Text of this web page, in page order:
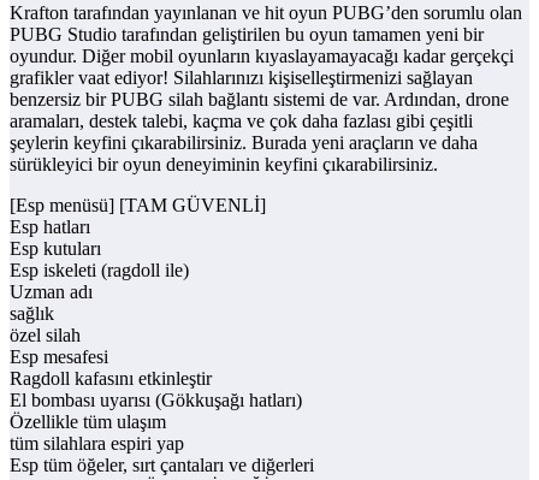
Krafton tarafından yayınlanan ve hit oyun PUBG’den sorumlu olan
PUBG Studio tarafından geliştirilen bu oyun tamamen yeni bir
oyundur. Diğer mobil oyunların kıyaslayamayacağı kadar gerçekçi
grafikler vaat ediyor! Silahlarınızı kişiselleştirmenizi sağlayan
benzersiz bir PUBG silah bağlantı sistemi de var. Ardından, drone
aramaları, destek talebi, kaçma ve çok daha fazlası gibi çeşitli
şeylerin keyfini çıkarabilirsiniz. Burada yeni araçların ve daha
sürükleyici bir oyun deneyiminin keyfini çıkarabilirsiniz.
[Esp menüsü] [TAM GÜVENLİ]
Esp hatları
Esp kutuları
Esp iskeleti (ragdoll ile)
Uzman adı
sağlık
özel silah
Esp mesafesi
Ragdoll kafasını etkinleştir
El bombası uyarısı (Gökkuşağı hatları)
Özellikle tüm ulaşım
tüm silahlara espiri yap
Esp tüm öğeler, sırt çantaları ve diğerleri